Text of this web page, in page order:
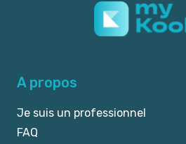
A propos
Je suis un professionnel
FAQ